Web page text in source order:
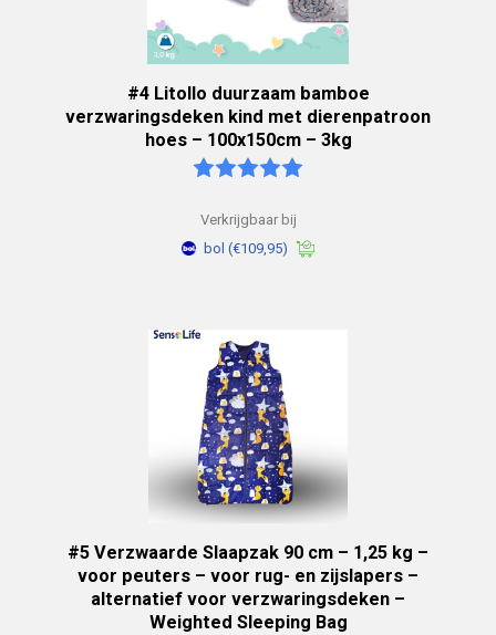
#4 Litollo duurzaam bamboe
verzwaringsdeken kind met dierenpatroon
hoes – 100x150cm – 3kg
Verkrijgbaar bij
bol (€109,95)
#5 Verzwaarde Slaapzak 90 cm – 1,25 kg –
voor peuters – voor rug- en zijslapers –
alternatief voor verzwaringsdeken –
Weighted Sleeping Bag